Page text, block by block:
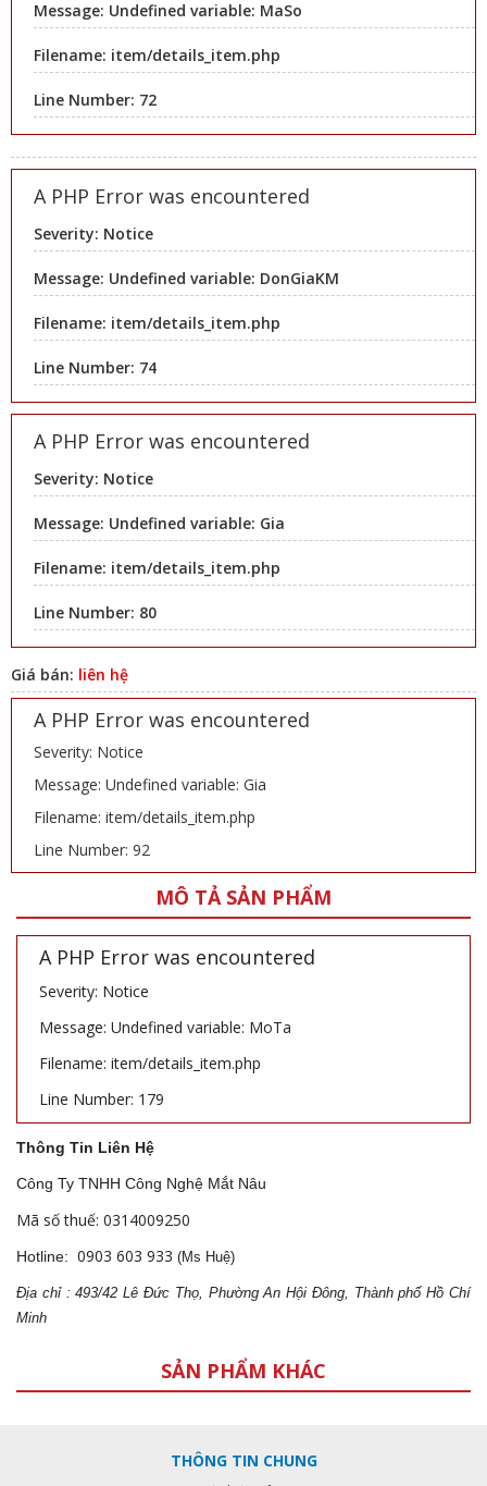
Message: Undefined variable: MaSo
Filename: item/details_item.php
Line Number: 72
A PHP Error was encountered
Severity: Notice
Message: Undefined variable: DonGiaKM
Filename: item/details_item.php
Line Number: 74
A PHP Error was encountered
Severity: Notice
Message: Undefined variable: Gia
Filename: item/details_item.php
Line Number: 80
Giá bán: liên hệ
A PHP Error was encountered
Severity: Notice
Message: Undefined variable: Gia
Filename: item/details_item.php
Line Number: 92
MÔ TẢ SẢN PHẨM
A PHP Error was encountered
Severity: Notice
Message: Undefined variable: MoTa
Filename: item/details_item.php
Line Number: 179
Thông Tin Liên Hệ
Công Ty TNHH Công Nghệ Mắt Nâu
Mã số thuế: 0314009250
Hotline: 0903 603 933 (Ms Huệ)
Địa chỉ : 493/42 Lê Đức Thọ, Phường An Hội Đông, Thành phố Hồ Chí
Minh
SẢN PHẨM KHÁC
THÔNG TIN CHUNG